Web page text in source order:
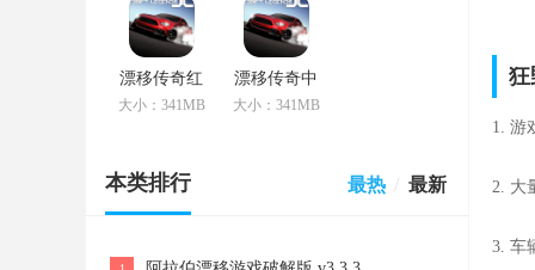
漂移传奇红
包最新版
v1.9.10
大小：341MB
漂移传奇中
文破解版
v1.9.10
大小：341MB
本类排行 最热 最新
狂
1. 游
2. 大
3. 车